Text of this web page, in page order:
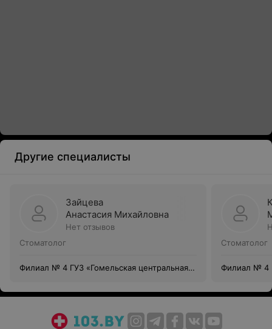
Другие специалисты
Зайцева
Анастасия Михайловна
Нет отзывов
Стоматолог
Филиал № 4 ГУЗ «Гомельская центральная
Стоматолог
Филиал № 4